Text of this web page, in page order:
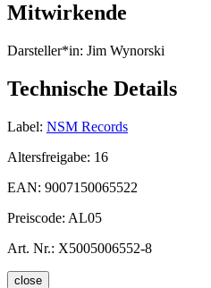
Mitwirkende
Darsteller*in: Jim Wynorski
Technische Details
Label: NSM Records
Altersfreigabe: 16
EAN: 9007150065522
Preiscode: AL05
Art. Nr.: X5005006552-8
close